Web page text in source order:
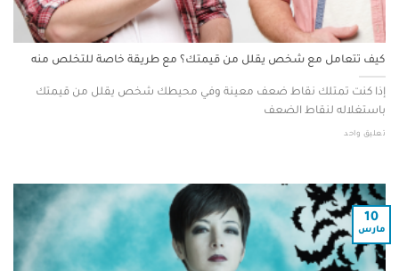
كيف تتعامل مع شخص يقلل من قيمتك؟ مع طريقة خاصة للتخلص منه
إذا كنت تمتلك نقاط ضعف معينة وفي محيطك شخص يقلل من قيمتك
باستغلاله لنقاط الضعف
تعليق واحد
10
مارس